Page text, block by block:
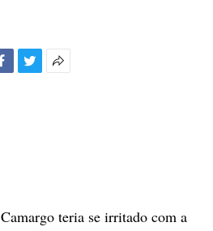
teria se irritado com a